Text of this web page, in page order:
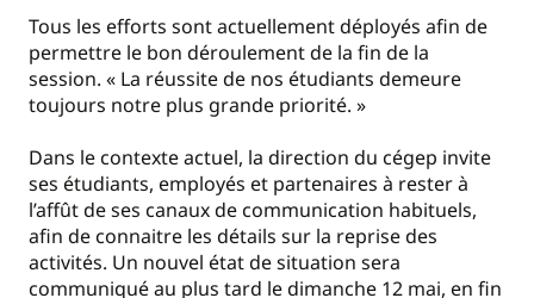
Tous les efforts sont actuellement déployés afin de
permettre le bon déroulement de la fin de la
session. « La réussite de nos étudiants demeure
toujours notre plus grande priorité. »
Dans le contexte actuel, la direction du cégep invite
ses étudiants, employés et partenaires à rester à
l’affût de ses canaux de communication habituels,
afin de connaitre les détails sur la reprise des
activités. Un nouvel état de situation sera
communiqué au plus tard le dimanche 12 mai, en fin